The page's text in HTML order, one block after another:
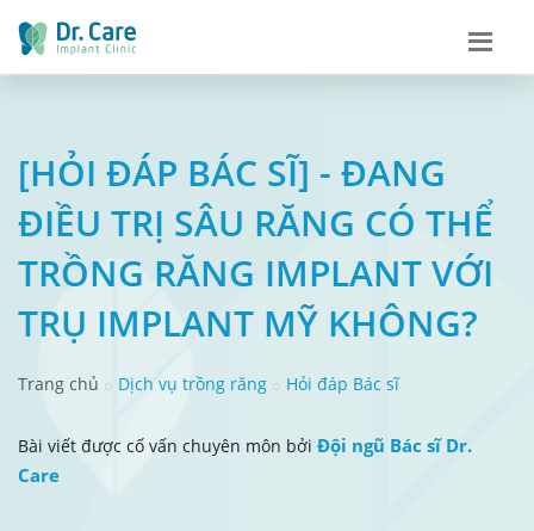
[HỎI ĐÁP BÁC SĨ] - ĐANG
ĐIỀU TRỊ SÂU RĂNG CÓ THỂ
TRỒNG RĂNG IMPLANT VỚI
TRỤ IMPLANT MỸ KHÔNG?
Trang chủ Dịch vụ trồng răng Hỏi đáp Bác sĩ
Bài viết được cố vấn chuyên môn bởi Đội ngũ Bác sĩ Dr.
Care